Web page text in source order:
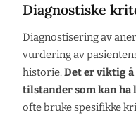
Diagnostiske
Diagnostisering av
vurdering av
historie.Det er viktig
tilstander som kan ha
ofte bruke spesifikke